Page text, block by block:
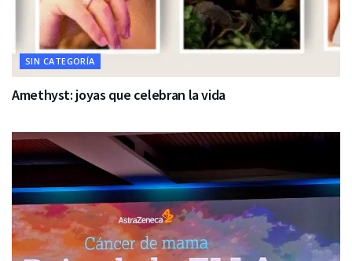
SIN CATEGORÍA
Amethyst: joyas que celebran la vida